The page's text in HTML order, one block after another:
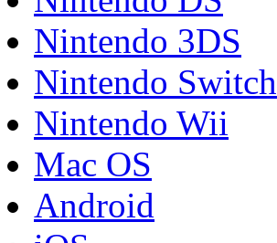
Nintendo 3DS
Nintendo Switch
Nintendo Wii
Mac OS
Android